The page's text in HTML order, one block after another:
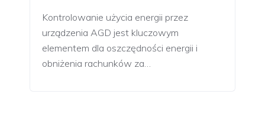
Kontrolowanie użycia energii przez
urządzenia AGD jest kluczowym
elementem dla oszczędności energii i
obniżenia rachunków za…